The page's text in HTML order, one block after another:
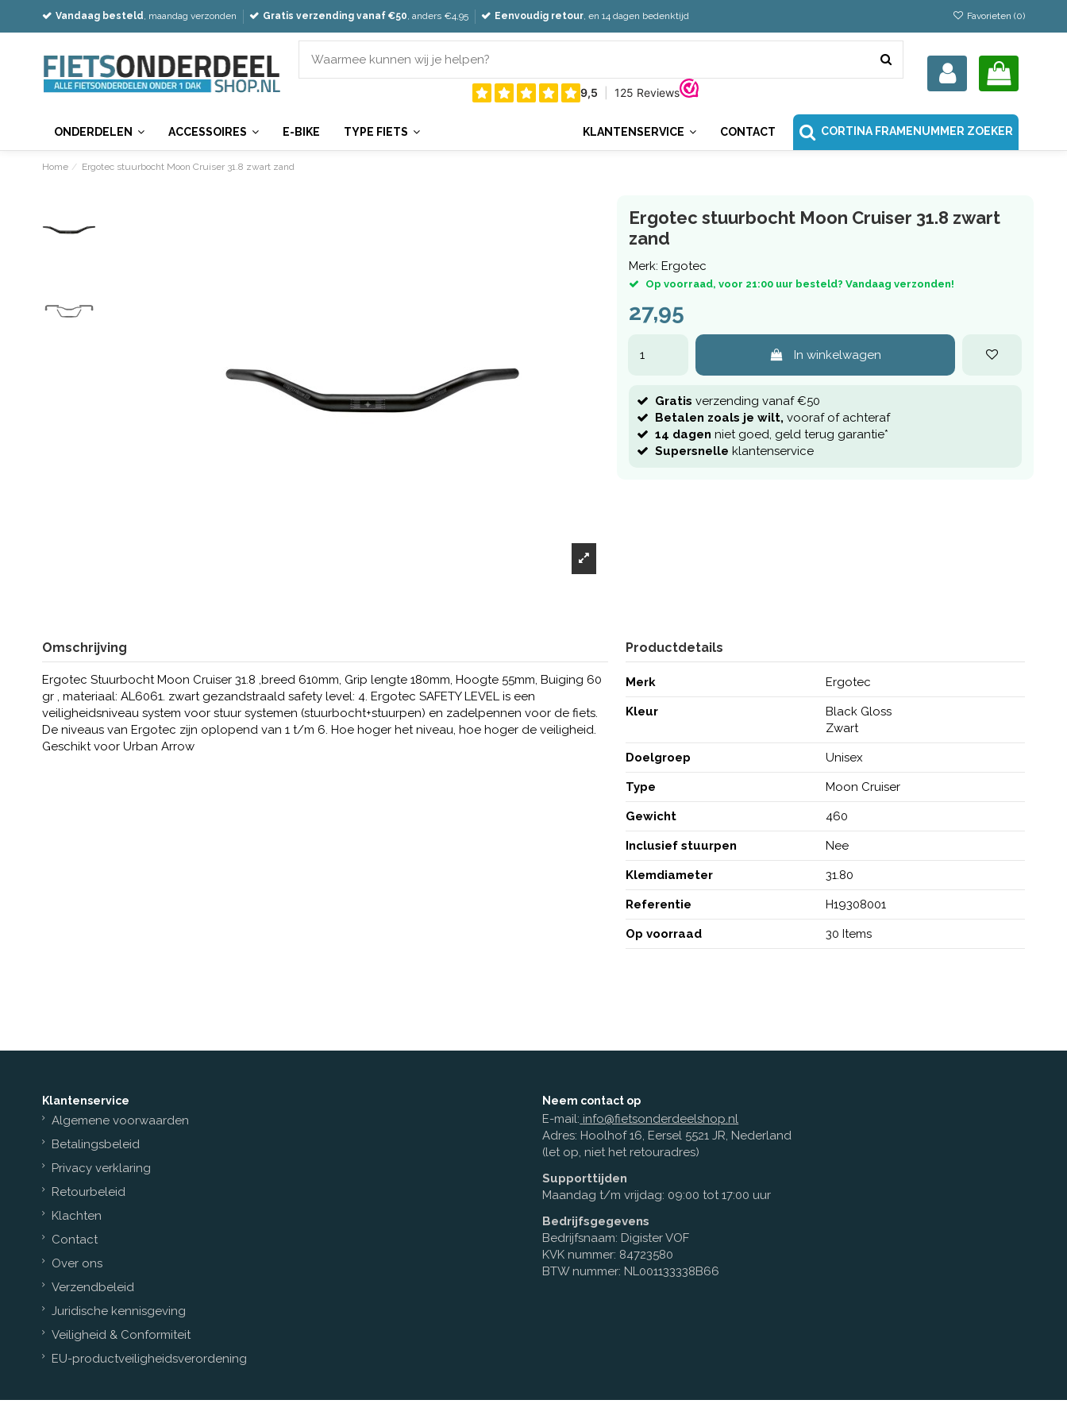
Vandaag besteld, maandag verzonden Gratis verzending vanaf €50, anders €4,95 Eenvoudig retour, en 14 dagen bedenktijd Favorieten (0)
ONDERDELEN ACCESSOIRES E-BIKE TYPE FIETS CORTINA FRAMENUMMER ZOEKER
CONTACT
KLANTENSERVICE
Home Ergotec stuurbocht Moon Cruiser 31.8 zwart zand
Ergotec stuurbocht Moon Cruiser 31.8 zwart
zand
Merk: Ergotec
Op voorraad, voor 21:00 uur besteld? Vandaag verzonden!
27,95
In winkelwagen
Gratis verzending vanaf €50
Betalen zoals je wilt, vooraf of achteraf
14 dagen niet goed, geld terug garantie*
Supersnelle klantenservice
Omschrijving
Ergotec Stuurbocht Moon Cruiser 31.8 ,breed 610mm, Grip lengte 180mm, Hoogte 55mm, Buiging 60
gr , materiaal: AL6061. zwart gezandstraald safety level: 4. Ergotec SAFETY LEVEL is een
veiligheidsniveau system voor stuur systemen (stuurbocht+stuurpen) en zadelpennen voor de fiets.
De niveaus van Ergotec zijn oplopend van 1 t/m 6. Hoe hoger het niveau, hoe hoger de veiligheid.
Geschikt voor Urban Arrow
Productdetails
Merk Ergotec
Kleur
Black Gloss
Zwart
Doelgroep Unisex
Type Moon Cruiser
Gewicht 460
Inclusief stuurpen Nee
Klemdiameter 31.80
Referentie H19308001
Op voorraad 30 Items
Klantenservice
Algemene voorwaarden
Betalingsbeleid
Privacy verklaring
Retourbeleid
Klachten
Contact
Over ons
Verzendbeleid
Juridische kennisgeving
Veiligheid & Conformiteit
EU-productveiligheidsverordening
Neem contact op
E-mail: info@fietsonderdeelshop.nl
Adres: Hoolhof 16, Eersel 5521 JR, Nederland
(let op, niet het retouradres)
Supporttijden
Maandag t/m vrijdag: 09:00 tot 17:00 uur
Bedrijfsgegevens
Bedrijfsnaam: Digister VOF
KVK nummer: 84723580
BTW nummer: NL001133338B66